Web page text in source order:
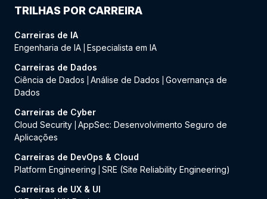
TRILHAS POR CARREIRA
Carreiras de IA
Engenharia de IA Especialista em IA
Carreiras de Dados
Ciência de Dados
Análise de Dados
Governança de
Dados
Carreiras de Cyber
Cloud Security AppSec: Desenvolvimento Seguro de
Aplicações
Carreiras de DevOps & Cloud
Platform Engineering
SRE (Site Reliability Engineering)
Carreiras de UX & UI